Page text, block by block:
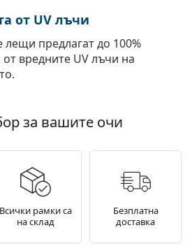
от UV лъчи
предлагат до 100%
вредните UV лъчи на
за вашите очи
Всички рамки са
на склад
Безплатна
доставка